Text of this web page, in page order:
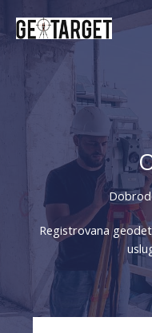
content
Registrovana